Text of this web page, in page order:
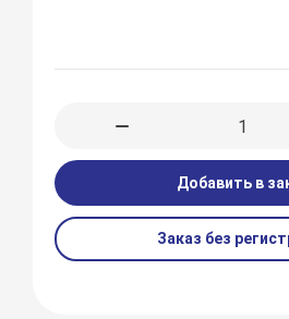
Добавить в
Заказ без